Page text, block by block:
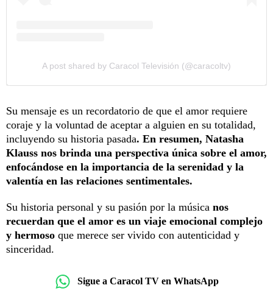
A post shared by Caracol Televisión (@caracoltv)
Su mensaje es un recordatorio de que el amor requiere
coraje y la voluntad de aceptar a alguien en su totalidad,
incluyendo su historia pasada. En resumen, Natasha
Klauss nos brinda una perspectiva única sobre el amor,
enfocándose en la importancia de la serenidad y la
valentía en las relaciones sentimentales.
Su historia personal y su pasión por la música nos
recuerdan que el amor es un viaje emocional complejo
y hermoso que merece ser vivido con autenticidad y
sinceridad.
Sigue a Caracol TV en WhatsApp